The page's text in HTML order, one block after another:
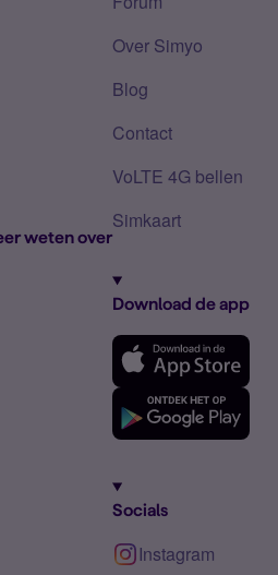
weten over
Over Simyo
Blog
Contact
VoLTE 4G bellen
Simkaart
Download de app
Socials
Instagram